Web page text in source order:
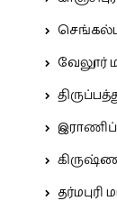
வேலூர்
தர்மபுரி